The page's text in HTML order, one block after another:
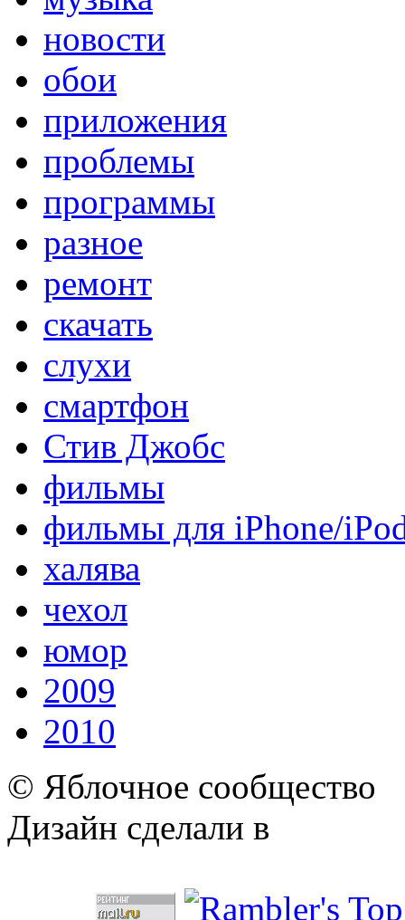
новости
обои
приложения
проблемы
программы
разное
ремонт
скачать
слухи
смартфон
Стив Джобс
фильмы
фильмы для iPhone/
халява
чехол
юмор
2009
2010
© Яблочное сообщество
Дизайн сделали в